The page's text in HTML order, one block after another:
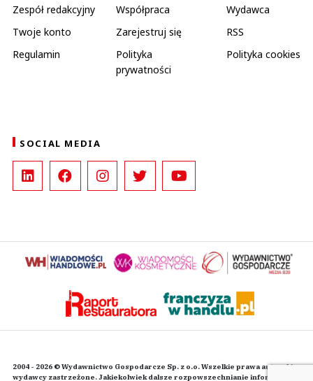
Zespół redakcyjny Współpraca
Wydawca
Twoje konto
Zarejestruj się
RSS
Regulamin
Polityka
prywatności
Polityka cookies
SOCIAL MEDIA
2004 - 2026 © Wydawnictwo Gospodarcze Sp. z o.o. Wszelkie prawa autorskie
wydawcy zastrzeżone. Jakiekolwiek dalsze rozpowszechnianie informacji i